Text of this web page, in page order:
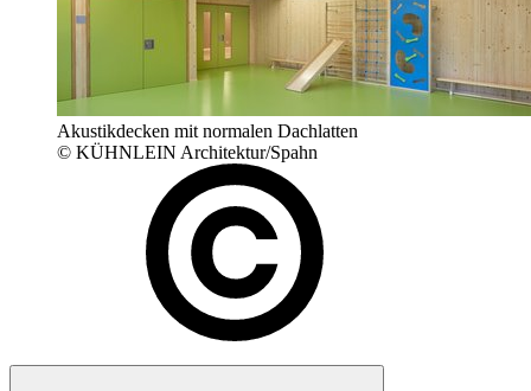
Akustikdecken mit normalen Dachlatten
© KÜHNLEIN Architektur/Spahn